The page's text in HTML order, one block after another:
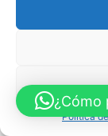
Política
¿Cómo